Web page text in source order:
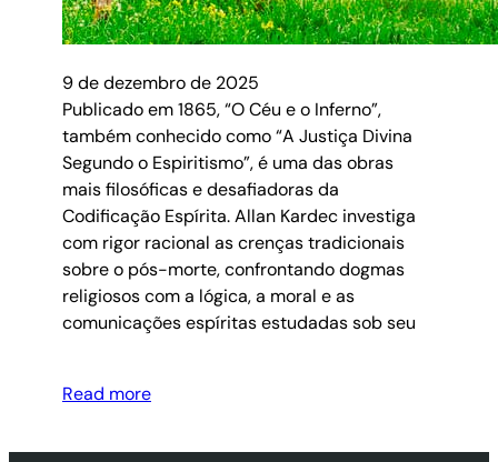
9 de dezembro de 2025
Publicado em 1865, “O Céu e o Inferno”,
também conhecido como “A Justiça Divina
Segundo o Espiritismo”, é uma das obras
mais filosóficas e desafiadoras da
Codificação Espírita. Allan Kardec investiga
com rigor racional as crenças tradicionais
sobre o pós-morte, confrontando dogmas
religiosos com a lógica, a moral e as
comunicações espíritas estudadas sob seu
Read more